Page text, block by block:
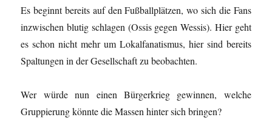
Es beginnt bereits auf den Fußballplätzen, wo sich die Fans
inzwischen blutig schlagen (Ossis gegen Wessis). Hier geht
es schon nicht mehr um Lokalfanatismus, hier sind bereits
Spaltungen in der Gesellschaft zu beobachten.
Wer würde nun einen Bürgerkrieg gewinnen, welche
Gruppierung könnte die Massen hinter sich bringen?